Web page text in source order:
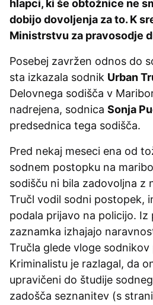
hlapci, ki še obtožnice ne
dobijo dovoljenja za to. K
Ministrstvu za pravosodje
Posebej zavržen odnos do
sta izkazala sodnik Urban
Delovnega sodišča v
nadrejena, sodnica Sonja
predsednica tega sodišča.
Pred nekaj meseci ena od
sodnem postopku na
sodišču ni bila zadovoljna z
Tručl vodil sodni postopek,
podala prijavo na policijo. Iz
zaznamka izhajajo
Tručla glede vloge
Kriminalistu je razlagal, da
upravičeni do študije
zadošča seznanitev (s